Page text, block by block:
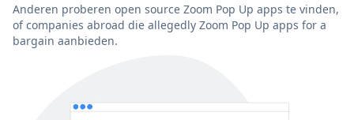
Anderen proberen open source Zoom Pop Up apps te vinden,
of companies abroad die allegedly Zoom Pop Up apps for a
bargain aanbieden.